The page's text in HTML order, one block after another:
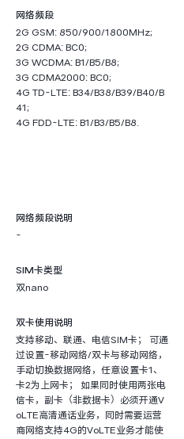
网络频段
2G GSM: 850/900/1800MHz;
2G CDMA: BC0;
3G WCDMA: B1/B5/B8;
3G CDMA2000: BC0;
4G TD-LTE: B34/B38/B39/B40/B
41;
4G FDD-LTE: B1/B3/B5/B8.
网络频段说明
-
SIM卡类型
双nano
双卡使用说明
支持移动、联通、电信SIM卡； 可通
过设置-移动网络/双卡与移动网络，
手动切换数据网络，任意设置卡1、
卡2为上网卡； 如果同时使用两张电
信卡，副卡（非数据卡）必须开通V
oLTE高清通话业务，同时需要运营
商网络支持4G的VoLTE业务才能使